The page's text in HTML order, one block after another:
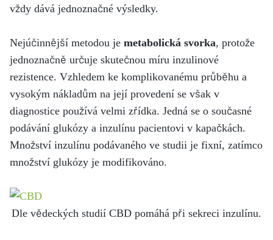
vždy dává jednoznačné výsledky.
Nejúčinnější metodou je metabolická svorka, protože
jednoznačně určuje skutečnou míru inzulinové
rezistence. Vzhledem ke komplikovanému průběhu a
vysokým nákladům na její provedení se však v
diagnostice používá velmi zřídka. Jedná se o současné
podávání glukózy a inzulínu pacientovi v kapačkách.
Množství inzulínu podávaného ve studii je fixní, zatímco
množství glukózy je modifikováno.
Dle vědeckých studií CBD pomáhá při sekreci inzulínu.